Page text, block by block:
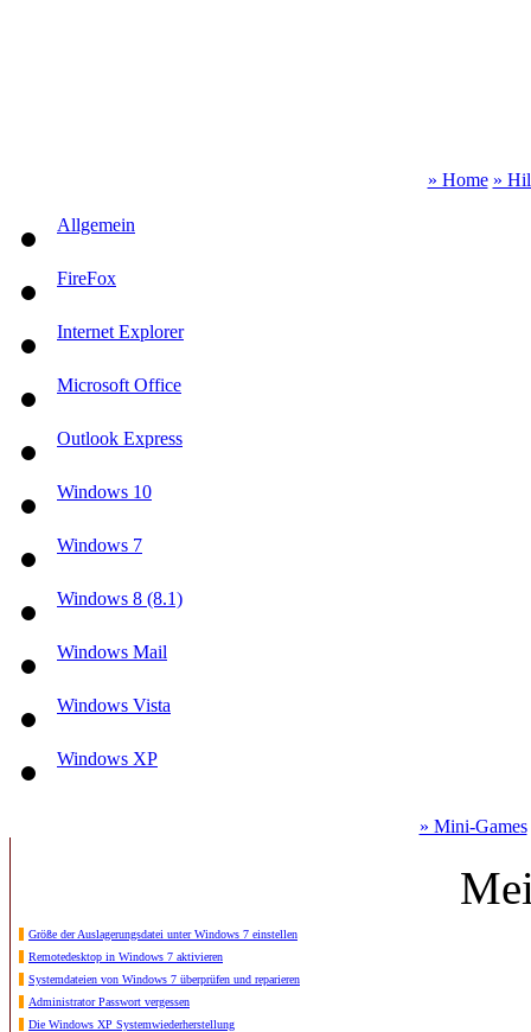
» Home »
Allgemein
FireFox
Internet Explorer
Microsoft Office
Outlook Express
Windows 10
Windows 7
Windows 8 (8.1)
Windows Mail
Windows Vista
Windows XP
» Mini-Games
Größe der Auslagerungsdatei unter Windows 7 einstellen
Remotedesktop in Windows 7 aktivieren
Systemdateien von Windows 7 überprüfen und reparieren
Administrator Passwort vergessen
Die Windows XP Systemwiederherstellung